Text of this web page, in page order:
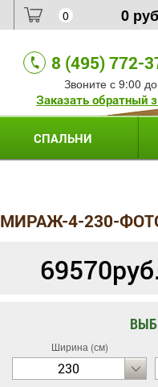
0 0
8 (495) 772-
Звоните с 9:00
Заказать обратный
СПАЛЬНИ
МИРАЖ-4-230-
69570
Ширина (см)
230